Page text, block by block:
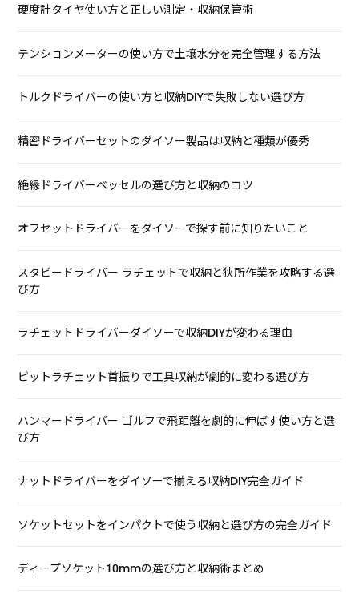
硬度計タイヤ使い方と正しい測定・収納保管術
テンションメーターの使い方で土壌水分を完全管理する方法
トルクドライバーの使い方と収納DIYで失敗しない選び方
精密ドライバーセットのダイソー製品は収納と種類が優秀
絶縁ドライバーベッセルの選び方と収納のコツ
オフセットドライバーをダイソーで探す前に知りたいこと
スタビードライバー ラチェットで収納と狭所作業を攻略する選
び方
ラチェットドライバーダイソーで収納DIYが変わる理由
ビットラチェット首振りで工具収納が劇的に変わる選び方
ハンマードライバー ゴルフで飛距離を劇的に伸ばす使い方と選
び方
ナットドライバーをダイソーで揃える収納DIY完全ガイド
ソケットセットをインパクトで使う収納と選び方の完全ガイド
ディープソケット10mmの選び方と収納術まとめ